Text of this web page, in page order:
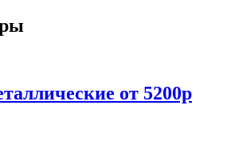
от 5200р